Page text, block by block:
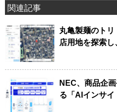
関連記事
丸亀製麺のト
店用地を探索
NEC、商品企
る「AIインサ